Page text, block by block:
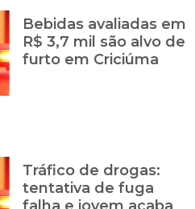
Bebidas avaliadas em
R$ 3,7 mil são alvo de
furto em Criciúma
Tráfico de drogas:
tentativa de fuga